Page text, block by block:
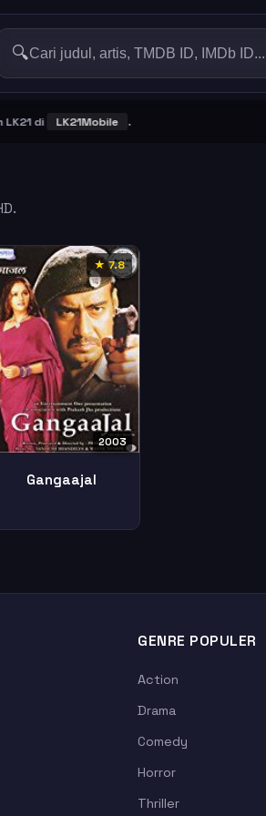
🔍
di LK21Mobile .
★ 7.8
2003
Gangaajal
GENRE POPULER
Action
Drama
Comedy
Horror
Thriller